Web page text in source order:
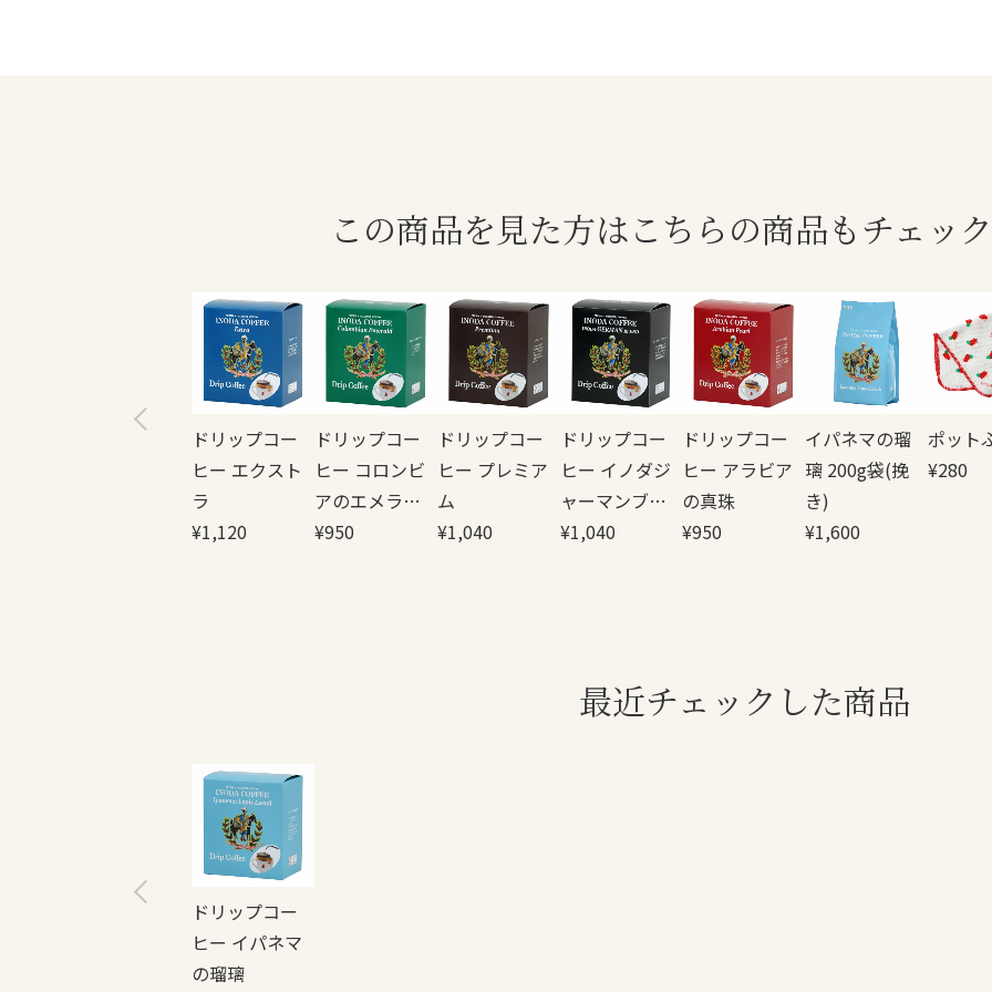
この商品を見た方はこちらの商品もチェッ
ドリップコー
ヒー エクスト
ラ
¥1,120
ドリップコー
ヒー コロンビ
アのエメラル
ド
¥950
ドリップコー
ヒー プレミア
ム
¥1,040
ドリップコー
ヒー イノダジ
ャーマンブレ
ンド
¥1,040
ドリップコー
ヒー アラビア
の真珠
¥950
イパネマの瑠
璃 200g袋(挽
き)
¥1,600
ポット
¥280
最近チェックした商品
ドリップコー
ヒー イパネマ
の瑠璃